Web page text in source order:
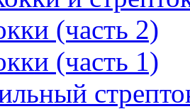
(часть 2)
(часть 1)